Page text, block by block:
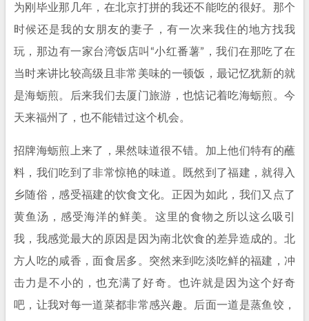
为刚毕业那几年，在北京打拼的我还不能吃的很好。那个
时候还是我的女朋友的妻子，有一次来我住的地方找我
玩，那边有一家台湾饭店叫“小红番薯”，我们在那吃了在
当时来讲比较高级且非常美味的一顿饭，最记忆犹新的就
是海蛎煎。后来我们去厦门旅游，也惦记着吃海蛎煎。今
天来福州了，也不能错过这个机会。
招牌海蛎煎上来了，果然味道很不错。加上他们特有的蘸
料，我们吃到了非常惊艳的味道。既然到了福建，就得入
乡随俗，感受福建的饮食文化。正因为如此，我们又点了
黄鱼汤，感受海洋的鲜美。这里的食物之所以这么吸引
我，我感觉最大的原因是因为南北饮食的差异造成的。北
方人吃的咸香，面食居多。突然来到吃淡吃鲜的福建，冲
击力是不小的，也充满了好奇。也许就是因为这个好奇
吧，让我对每一道菜都非常感兴趣。后面一道是蒸鱼饺，